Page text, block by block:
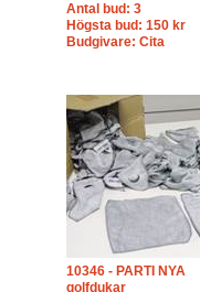
Antal bud: 3
Högsta bud: 150 kr
Budgivare: Cita
10346 - PARTI NYA
golfdukar